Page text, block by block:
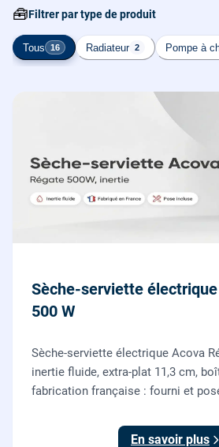
🧰Filtrer par type de produit
Tous 16 Radiateur 2 Pompe à
Sèche-serviette
500 W
Sèche-serviette électrique Acova
inertie fluide, extra-plat 11,3 cm,
fabrication française : fourni et
En savoir plus